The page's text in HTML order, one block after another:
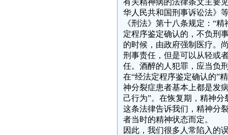
有关精神病的法律条文主要
华人民共和国刑事诉讼法》
《刑法》第十八条规定：“
定程序鉴定确认的，不负刑
的时候，由政府强制医疗。
刑事责任，但是可以从轻或
任。酒醉的人犯罪，应当负
在“经法定程序鉴定确认的”
神分裂症患者基本上都是发
己行为”。在恢复期，精神
这条法律告诉我们，精神分
者当时的精神状态而定。
因此，我们很多人常陷入的